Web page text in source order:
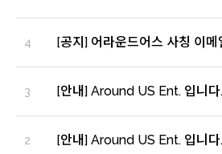
4 [공지] 어라운드어스 사칭 이메
3 [안내] Around US Ent. 입니다.
2 [안내] Around US Ent. 입니다.